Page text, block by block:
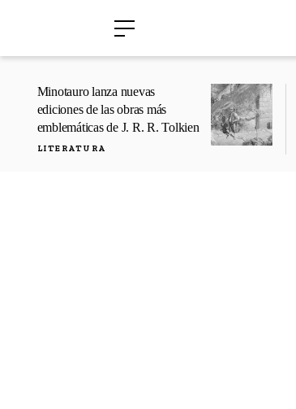
Minotauro lanza nuevas
ediciones de las obras más
emblemáticas de J. R. R. Tolkien
LITERATURA
›